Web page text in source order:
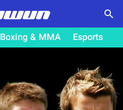
search
Boxing & MMA Esports